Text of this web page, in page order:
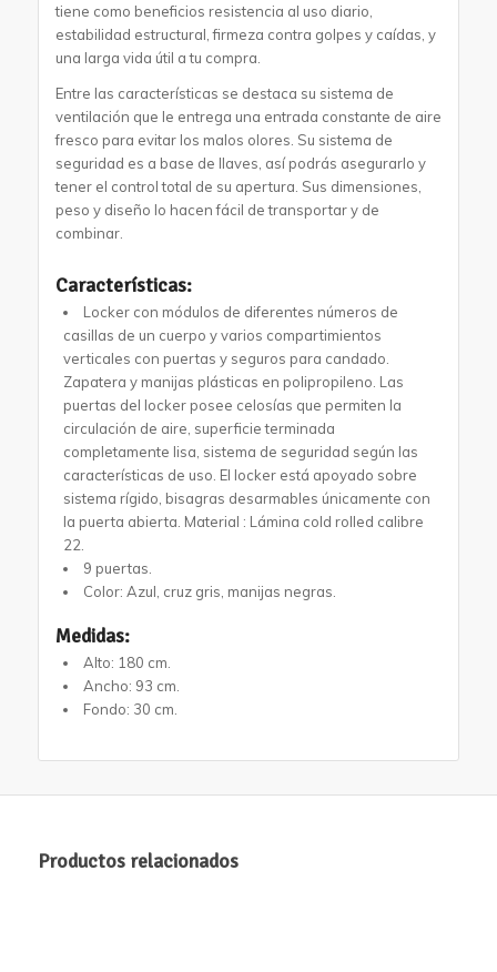
tiene como beneficios resistencia al uso diario,
estabilidad estructural, firmeza contra golpes y caídas, y
una larga vida útil a tu compra.
Entre las características se destaca su sistema de
ventilación que le entrega una entrada constante de aire
fresco para evitar los malos olores. Su sistema de
seguridad es a base de llaves, así podrás asegurarlo y
tener el control total de su apertura. Sus dimensiones,
peso y diseño lo hacen fácil de transportar y de
combinar.
Características:
Locker con módulos de diferentes números de
casillas de un cuerpo y varios compartimientos
verticales con puertas y seguros para candado.
Zapatera y manijas plásticas en polipropileno. Las
puertas del locker posee celosías que permiten la
circulación de aire, superficie terminada
completamente lisa, sistema de seguridad según las
características de uso. El locker está apoyado sobre
sistema rígido, bisagras desarmables únicamente con
la puerta abierta. Material : Lámina cold rolled calibre
22.
9 puertas.
Color: Azul, cruz gris, manijas negras.
Medidas:
Alto: 180 cm.
Ancho: 93 cm.
Fondo: 30 cm.
Productos relacionados